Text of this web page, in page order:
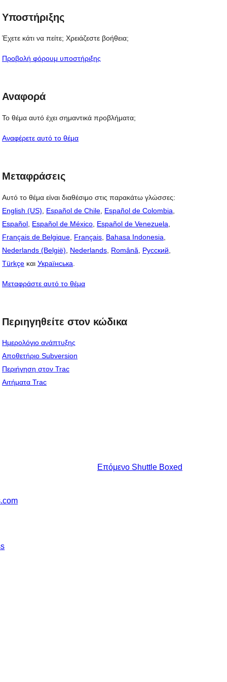
Υποστήριξης
Έχετε κάτι να πείτε; Χρειάζεστε βοήθεια;
Προβολή φόρουμ υποστήριξης
Αναφορά
Το θέμα αυτό έχει σημαντικά προβλήματα;
Αναφέρετε αυτό το θέμα
Μεταφράσεις
Αυτό το θέμα είναι διαθέσιμο στις παρακάτω γλώσσες:
English (US)
Español de Chile Español de Colombia
Español Español de México Español de Venezuela
Français de Belgique Français Bahasa Indonesia
Nederlands (België)
Nederlands Română Русский
Türkçe και Українська
Μεταφράστε αυτό το θέμα
Περιηγηθείτε στον κώδικα
Ημερολόγιο ανάπτυξης
Αποθετήριο Subversion
Περιήγηση στον Trac
Αιτήματα Trac
Επόμενο Shuttle Boxed